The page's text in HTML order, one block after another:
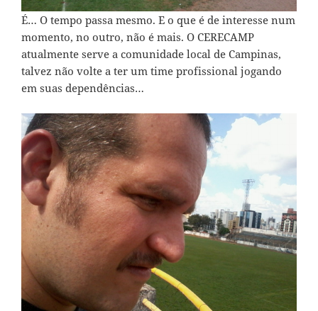
É… O tempo passa mesmo. E o que é de interesse num
momento, no outro, não é mais. O CERECAMP
atualmente serve a comunidade local de Campinas,
talvez não volte a ter um time profissional jogando
em suas dependências…